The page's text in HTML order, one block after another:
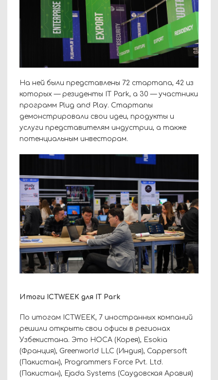
На ней были представлены 72 стартапа, 42 из
которых — резиденты IT Park, а 30 — участники
программ Plug and Play. Стартапы
демонстрировали свои идеи, продукты и
услуги представителям индустрии, а также
потенциальным инвесторам.
Итоги ICTWEEK для IT Park
По итогам ICTWEEK, 7 иностранных компаний
решили открыть свои офисы в регионах
Узбекистана. Это HOCA (Корея), Esokia
(Франция), Greenworld LLC (Индия), Cappersoft
(Пакистан), Programmers Force Pvt. Ltd.
(Пакистан), Ejada Systems (Саудовская Аравия)